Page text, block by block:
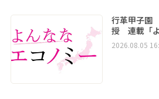
行革甲子園
授 連載「
2026.08.05